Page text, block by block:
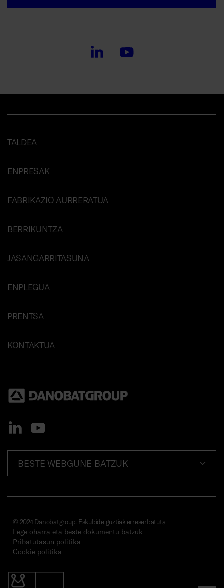
TALDEA
ENPRESAK
FABRIKAZIO AURRERATUA
BERRIKUNTZA
JASANGARRITASUNA
ENPLEGUA
PRENTSA
KONTAKTUA
BESTE WEBGUNE BATZUK
© 2024 Danobatgroup. Eskubide guztiak erreserbatuta
Lege oharra eta beste dokumentu batzuk
Pribatutasun politika
Cookie politika